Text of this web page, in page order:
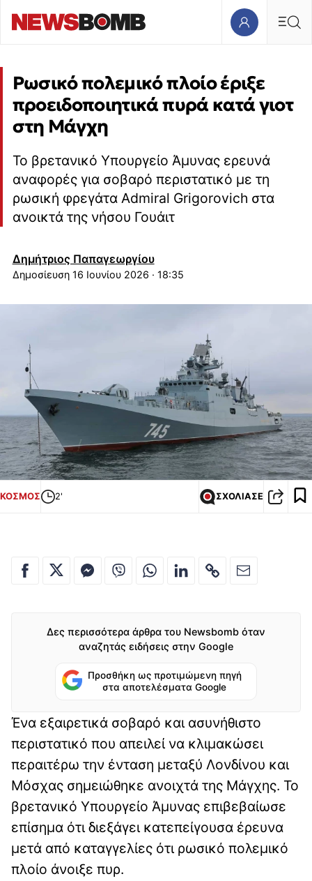
Ρωσικό πολεμικό πλοίο έριξε
προειδοποιητικά πυρά κατά γιοτ
στη Μάγχη
Το βρετανικό Υπουργείο Άμυνας ερευνά
αναφορές για σοβαρό περιστατικό με τη
ρωσική φρεγάτα Admiral Grigorovich στα
ανοικτά της νήσου Γουάιτ
Δημήτριος Παπαγεωργίου
16 Ιουνίου 2026 · 18:35
ΚΟΣΜΟΣ 2' ΣΧΟΛΙΑΣΕ
Δες περισσότερα άρθρα του Newsbomb όταν
αναζητάς ειδήσεις στην Google
Προσθήκη ως προτιμώμενη πηγή
στα αποτελέσματα Google
Ένα εξαιρετικά σοβαρό και ασυνήθιστο
περιστατικό που απειλεί να κλιμακώσει
περαιτέρω την ένταση μεταξύ Λονδίνου και
Μόσχας σημειώθηκε ανοιχτά της Μάγχης. Το
βρετανικό Υπουργείο Άμυνας επιβεβαίωσε
επίσημα ότι διεξάγει κατεπείγουσα έρευνα
μετά από καταγγελίες ότι ρωσικό πολεμικό
πλοίο άνοιξε πυρ.